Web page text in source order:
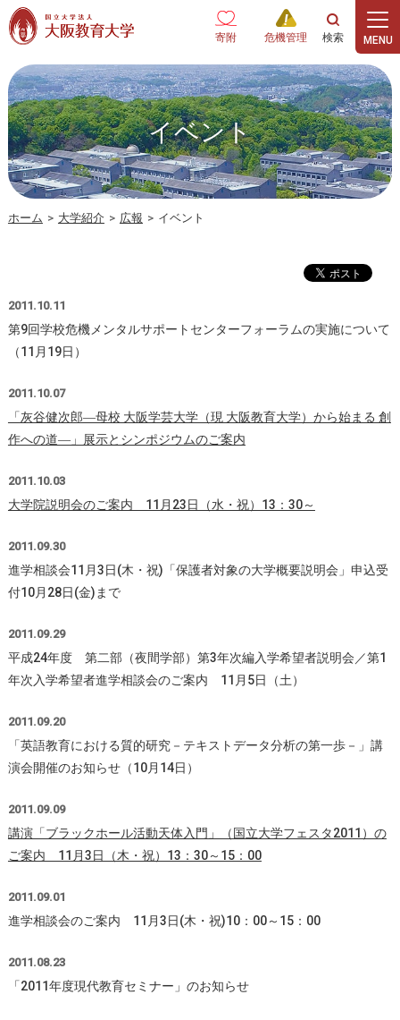
本文へ
寄附 危機管理
イベント
ホーム > 大学紹介 > 広報 > イベント
2011.10.11
第9回学校危機メンタルサポートセンターフォーラムの実施について
（11月19日）
2011.10.07
「灰谷健次郎―母校 大阪学芸大学（現 大阪教育大学）から始まる 創
作への道―」展示とシンポジウムのご案内
2011.10.03
大学院説明会のご案内 11月23日（水・祝）13：30～
2011.09.30
進学相談会11月3日(木・祝)「保護者対象の大学概要説明会」申込受
付10月28日(金)まで
2011.09.29
平成24年度 第二部（夜間学部）第3年次編入学希望者説明会／第1
年次入学希望者進学相談会のご案内 11月5日（土）
2011.09.20
「英語教育における質的研究－テキストデータ分析の第一歩－」講
演会開催のお知らせ（10月14日）
2011.09.09
講演「ブラックホール活動天体入門」（国立大学フェスタ2011）の
ご案内 11月3日（木・祝）13：30～15：00
2011.09.01
進学相談会のご案内 11月3日(木・祝)10：00～15：00
2011.08.23
「2011年度現代教育セミナー」のお知らせ